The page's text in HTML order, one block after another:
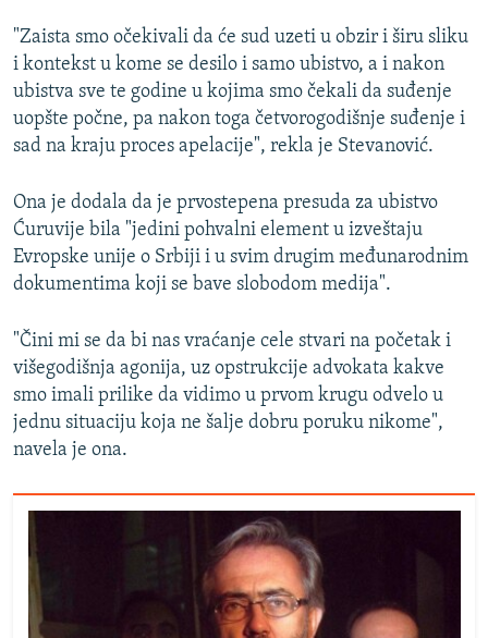
"Zaista smo očekivali da će sud uzeti u obzir i širu sliku
i kontekst u kome se desilo i samo ubistvo, a i nakon
ubistva sve te godine u kojima smo čekali da suđenje
uopšte počne, pa nakon toga četvorogodišnje suđenje i
sad na kraju proces apelacije", rekla je Stevanović.
Ona je dodala da je prvostepena presuda za ubistvo
Ćuruvije bila "jedini pohvalni element u izveštaju
Evropske unije o Srbiji i u svim drugim međunarodnim
dokumentima koji se bave slobodom medija".
"Čini mi se da bi nas vraćanje cele stvari na početak i
višegodišnja agonija, uz opstrukcije advokata kakve
smo imali prilike da vidimo u prvom krugu odvelo u
jednu situaciju koja ne šalje dobru poruku nikome",
navela je ona.